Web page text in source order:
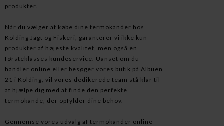
produkter.
Når du vælger at købe dine termokander hos
Kolding Jagt og Fiskeri, garanterer vi ikke kun
produkter af højeste kvalitet, men også en
førsteklasses kundeservice. Uanset om du
handler online eller besøger vores butik på Albuen
21 i Kolding, vil vores dedikerede team stå klar til
at hjælpe dig med at finde den perfekte
termokande, der opfylder dine behov.
Gennemse vores udvalg af termokander online